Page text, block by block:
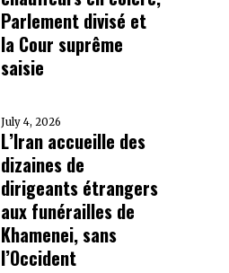
Parlement divisé et
la Cour suprême
saisie
July 4, 2026
L’Iran accueille des
dizaines de
dirigeants étrangers
aux funérailles de
Khamenei, sans
l’Occident